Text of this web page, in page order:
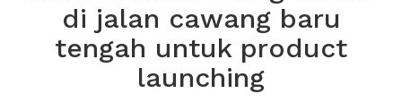
di jalan cawang baru
tengah untuk product
launching